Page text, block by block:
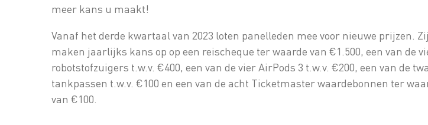
meer kans u maakt!
Vanaf het derde kwartaal van 2023 loten panelleden mee voor nieuwe prijzen. Zij
maken jaarlijks kans op op een reischeque ter waarde van €1.500, een van de
robotstofzuigers t.w.v. €400, een van de vier AirPods 3 t.w.v. €200, een van de
tankpassen t.w.v. €100 en een van de acht Ticketmaster waardebonnen ter
van €100.